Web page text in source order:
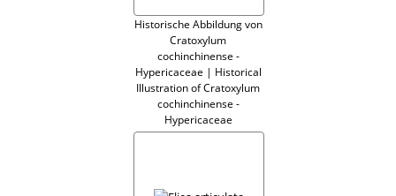
Historische Abbildung von
Cratoxylum
cochinchinense -
Hypericaceae | Historical
Illustration of Cratoxylum
cochinchinense -
Hypericaceae